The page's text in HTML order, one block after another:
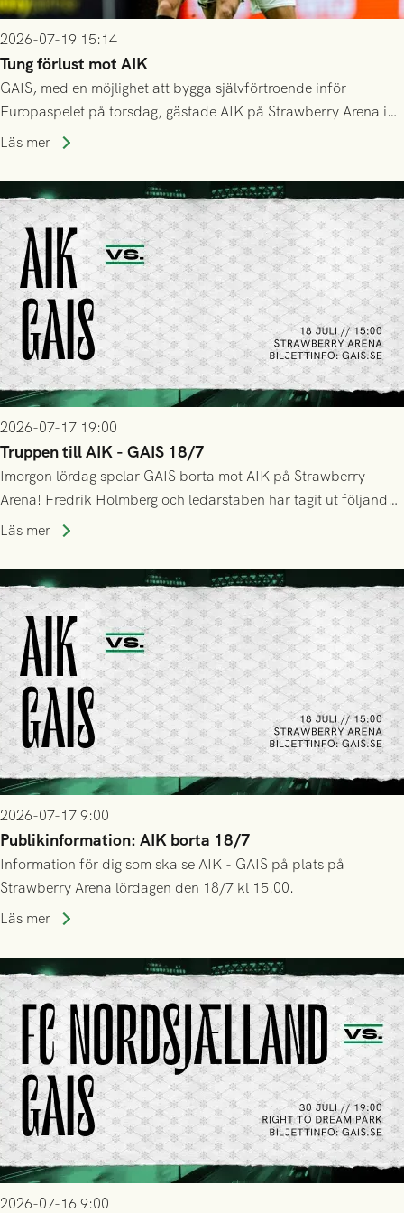
2026-07-19 15:14
Tung förlust mot AIK
GAIS, med en möjlighet att bygga självförtroende inför
Europaspelet på torsdag, gästade AIK på Strawberry Arena i
Stockholm . Men trots konstant hotande i första halvlek av
lyckades få in 2-0.
Läs mer
2026-07-17 19:00
Truppen till AIK - GAIS 18/7
Imorgon lördag spelar GAIS borta mot AIK på Strawberry
Arena! Fredrik Holmberg och ledarstaben har tagit ut följande
trupp till matchen:
Läs mer
2026-07-17 9:00
Publikinformation: AIK borta 18/7
Information för dig som ska se AIK - GAIS på plats på
Strawberry Arena lördagen den 18/7 kl 15.00.
Läs mer
2026-07-16 9:00